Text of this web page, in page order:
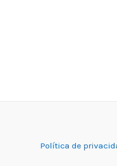
Política de